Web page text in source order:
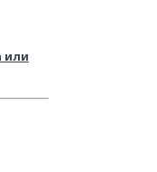
или